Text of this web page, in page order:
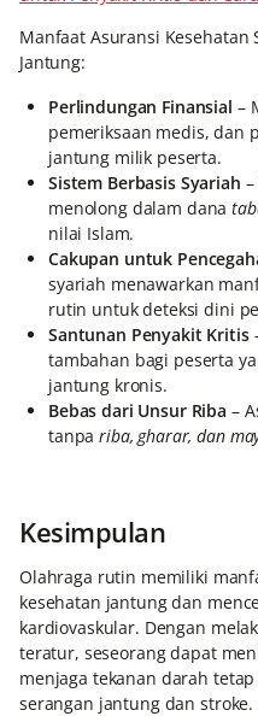
Manfaat Asuransi
Jantung:
Perlindungan Finansial –
pemeriksaan medis, dan
jantung milik peserta.
Sistem Berbasis Syariah
menolong dalam dana
nilai Islam.
Cakupan untuk
syariah menawarkan
rutin untuk deteksi dini
Santunan Penyakit Kritis
tambahan bagi peserta
jantung kronis.
Bebas dari Unsur Riba –
tanpariba, gharar, dan
Kesimpulan
Olahraga rutin memiliki
kesehatan jantung dan
kardiovaskular. Dengan
teratur, seseorang dapat
menjaga tekanan darah
serangan jantung dan stroke.